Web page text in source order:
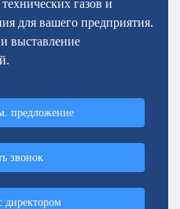
газов и
для вашего предприятия.
выставление
предложение
звонок
директором